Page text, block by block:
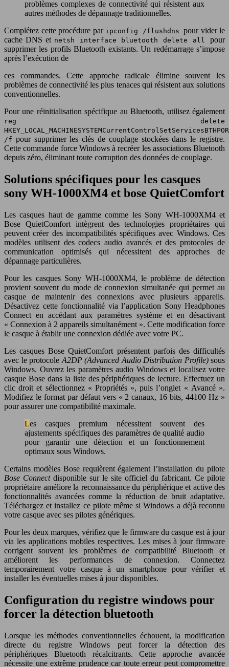
problèmes complexes de connectivité qui résistent aux
autres méthodes de dépannage traditionnelles.
Complétez cette procédure par ipconfig /flushdns pour vider le
cache DNS et netsh interface bluetooth delete all pour
supprimer les profils Bluetooth existants. Un redémarrage s’impose
après l’exécution de
ces commandes. Cette approche radicale élimine souvent les
problèmes de connectivité les plus tenaces qui résistent aux solutions
conventionnelles.
Pour une réinitialisation spécifique au Bluetooth, utilisez également
reg delete
/f pour supprimer les clés de couplage stockées dans le registre.
Cette commande force Windows à recréer les associations Bluetooth
depuis zéro, éliminant toute corruption des données de couplage.
Solutions spécifiques pour les casques
sony WH-1000XM4 et bose QuietComfort
Les casques haut de gamme comme les Sony WH-1000XM4 et
Bose QuietComfort intègrent des technologies propriétaires qui
peuvent créer des incompatibilités spécifiques avec Windows. Ces
modèles utilisent des codecs audio avancés et des protocoles de
communication optimisés qui nécessitent des approches de
dépannage particulières.
Pour les casques Sony WH-1000XM4, le problème de détection
provient souvent du mode de connexion simultanée qui permet au
casque de maintenir des connexions avec plusieurs appareils.
Désactivez cette fonctionnalité via l’application Sony Headphones
Connect en accédant aux paramètres système et en désactivant
« Connexion à 2 appareils simultanément ». Cette modification force
le casque à établir une connexion dédiée avec votre PC.
Les casques Bose QuietComfort présentent parfois des difficultés
avec le protocole A2DP (Advanced Audio Distribution Profile)sous
Windows. Ouvrez les paramètres audio Windows et localisez votre
casque Bose dans la liste des périphériques de lecture. Effectuez un
clic droit et sélectionnez « Propriétés », puis l’onglet « Avancé ».
Modifiez le format par défaut vers « 2 canaux, 16 bits, 44100 Hz »
pour assurer une compatibilité maximale.
Les casques premium nécessitent souvent des
ajustements spécifiques des paramètres de qualité audio
pour garantir une détection et un fonctionnement
optimaux sous Windows.
Certains modèles Bose requièrent également l’installation du pilote
Bose Connectdisponible sur le site officiel du fabricant. Ce pilote
propriétaire améliore la reconnaissance du périphérique et active des
fonctionnalités avancées comme la réduction de bruit adaptative.
Téléchargez et installez ce pilote même si Windows a déjà reconnu
votre casque avec ses pilotes génériques.
Pour les deux marques, vérifiez que le firmware du casque est à jour
via les applications mobiles respectives. Les mises à jour firmware
corrigent souvent les problèmes de compatibilité Bluetooth et
améliorent les performances de connexion. Connectez
temporairement votre casque à un smartphone pour vérifier et
installer les éventuelles mises à jour disponibles.
Configuration du registre windows pour
forcer la détection bluetooth
Lorsque les méthodes conventionnelles échouent, la modification
directe du registre Windows peut forcer la détection des
périphériques Bluetooth récalcitrants. Cette approche avancée
nécessite une extrême prudence car toute erreur peut compromettre